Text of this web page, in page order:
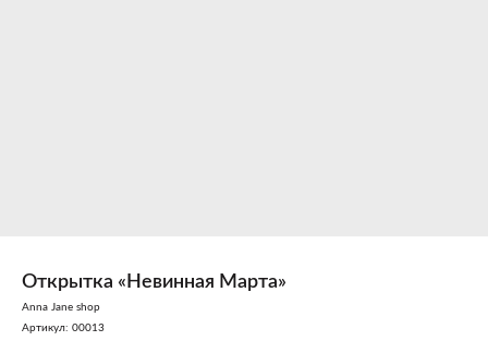
Открытка «Невинная Марта»
Anna Jane shop
Артикул: 00013